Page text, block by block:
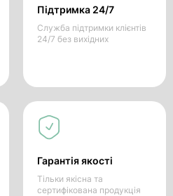
Підтримка 24/7
Служба підтримки клієнтів
24/7 без вихідних
Гарантія якості
Тільки якісна та
сертифікована продукція